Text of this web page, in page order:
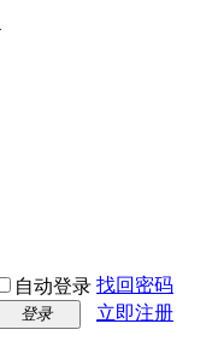
自动登录 找回密码
登录
立即注册